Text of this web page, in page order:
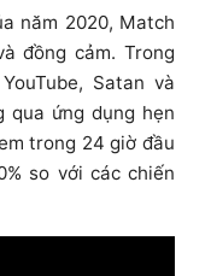
năm 2020, Match
đồng cảm. Trong
Satan và
qua ứng dụng hẹn
trong 24 giờ đầu
so với các chiến